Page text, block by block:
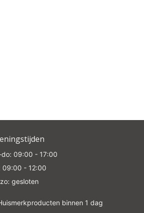
do: 09:00 - 17:00
09:00 - 12:00
gesloten
binnen 1 dag